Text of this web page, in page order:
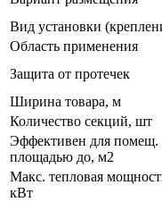
Вид установки
Область применения
Защита от протечек
Ширина товара, м
Количество секций, шт
Эффективен для помещ.
площадью до, м2
Макс. тепловая
кВт